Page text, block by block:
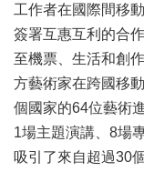
公
開
資
訊
聯
絡
資
訊
工作者在國際間移
簽署互惠互利的合
至機票、生活和創
方藝術家在跨國移
個國家的64位藝術
1場主題演講、8場
吸引了來自超過30